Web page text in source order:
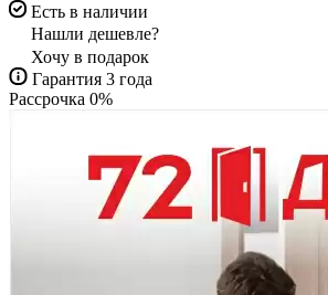
Есть в наличии
Нашли дешевле?
Хочу в подарок
Гарантия 3 года
Рассрочка 0%